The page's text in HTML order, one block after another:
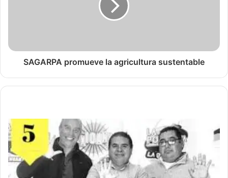
SAGARPA promueve la agricultura sustentable